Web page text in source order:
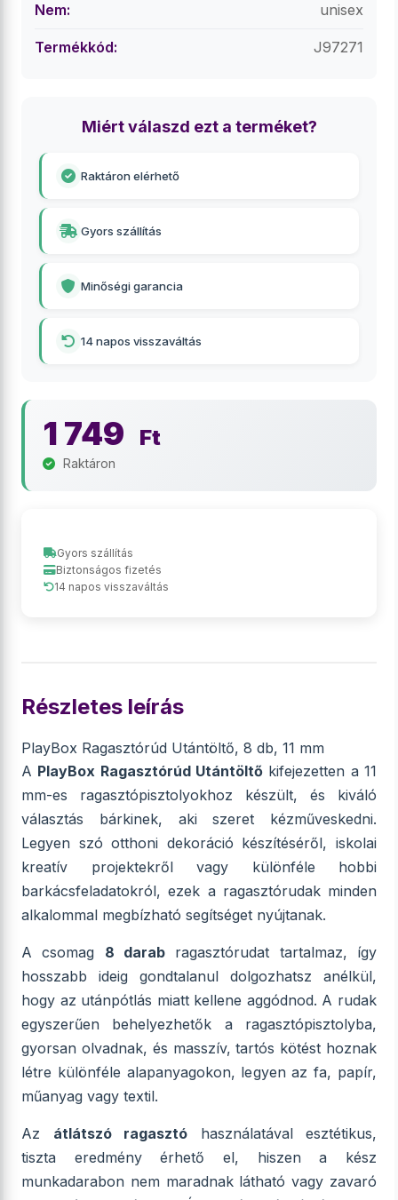
Nem: unisex
Termékkód: J97271
Miért válaszd ezt a terméket?
Raktáron elérhető
Gyors szállítás
Minőségi garancia
14 napos visszaváltás
1 749 Ft
Raktáron
Gyors szállítás
Biztonságos fizetés
14 napos visszaváltás
Részletes leírás
PlayBox Ragasztórúd Utántöltő, 8 db, 11 mm
A PlayBox Ragasztórúd Utántöltő kifejezetten a 11
mm-es ragasztópisztolyokhoz készült, és kiváló
választás bárkinek, aki szeret kézműveskedni.
Legyen szó otthoni dekoráció készítéséről, iskolai
kreatív projektekről vagy különféle hobbi
barkácsfeladatokról, ezek a ragasztórudak minden
alkalommal megbízható segítséget nyújtanak.
A csomag 8 darab ragasztórudat tartalmaz, így
hosszabb ideig gondtalanul dolgozhatsz anélkül,
hogy az utánpótlás miatt kellene aggódnod. A rudak
egyszerűen behelyezhetők a ragasztópisztolyba,
gyorsan olvadnak, és masszív, tartós kötést hoznak
létre különféle alapanyagokon, legyen az fa, papír,
műanyag vagy textil.
Az átlátszó ragasztó használatával esztétikus,
tiszta eredmény érhető el, hiszen a kész
munkadarabon nem maradnak látható vagy zavaró